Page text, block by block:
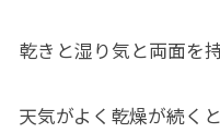
乾きと湿り気と両面を
天気がよく乾燥が続くと